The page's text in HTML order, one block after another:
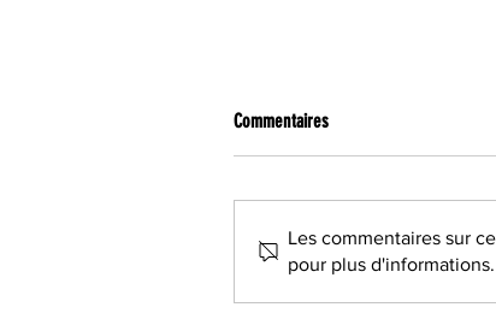
FOIRE DE MONTARGIS, C'EST
Commentaires
Les commentaires sur
pour plus d'informations.